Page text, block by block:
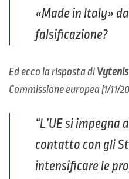
«Made in Italy»
falsificazione?
Ed ecco la risposta di
Commissione europea (1/11/
“L’UE si
contatto con gli
intensificare le